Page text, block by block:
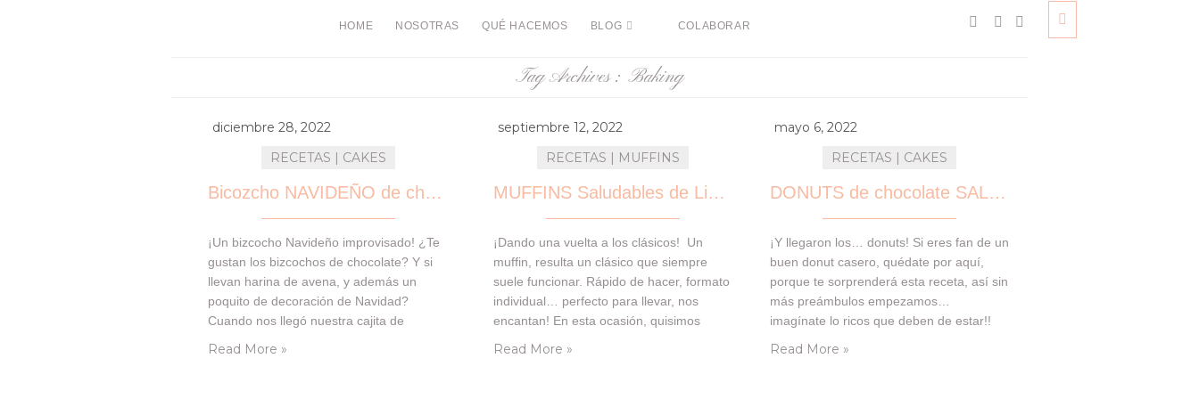
HOME NOSOTRAS QUÉ HACEMOS BLOG COLABORAR
Tag Archives : Baking
diciembre 28, 2022
RECETAS | CAKES
Bicozcho NAVIDEÑO de chocolate y harina de avena
¡Un bizcocho Navideño improvisado! ¿Te
gustan los bizcochos de chocolate? Y si
llevan harina de avena, y además un
poquito de decoración de Navidad?
Cuando nos llegó nuestra cajita de
Read More »
septiembre 12, 2022
RECETAS | MUFFINS
MUFFINS Saludables de Limón
¡Dando una vuelta a los clásicos! Un
muffin, resulta un clásico que siempre
suele funcionar. Rápido de hacer, formato
individual… perfecto para llevar, nos
encantan! En esta ocasión, quisimos
Read More »
mayo 6, 2022
RECETAS | CAKES
DONUTS de chocolate SALUDABLES
¡Y llegaron los… donuts! Si eres fan de un
buen donut casero, quédate por aquí,
porque te sorprenderá esta receta, así sin
más preámbulos empezamos…
imagínate lo ricos que deben de estar!!
Read More »